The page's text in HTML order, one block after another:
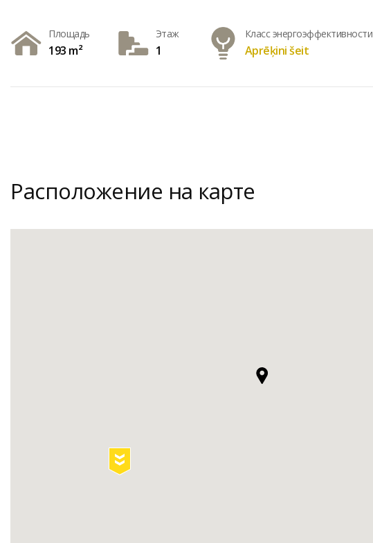
Площадь
193 m²
Этаж
1
Класс энергоэффективности
Aprēķini šeit
Расположение на карте